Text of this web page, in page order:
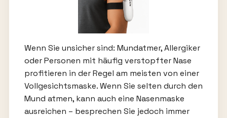
Wenn Sie unsicher sind: Mundatmer, Allergiker
oder Personen mit häufig verstopfter Nase
profitieren in der Regel am meisten von einer
Vollgesichtsmaske. Wenn Sie selten durch den
Mund atmen, kann auch eine Nasenmaske
ausreichen – besprechen Sie jedoch immer